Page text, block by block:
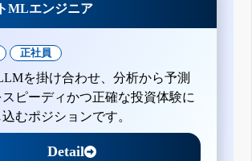
MLエンジニア
正社員
を掛け合わせ、分析から予測
スピーディかつ正確な投資体験に
むポジションです。
Detail